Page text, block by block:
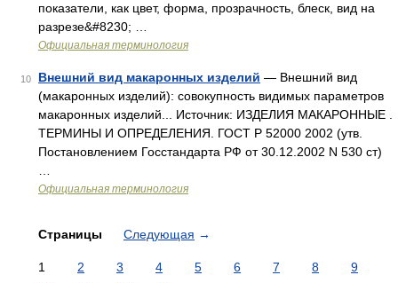
показатели, как цвет, форма, прозрачность, блеск, вид на
разрезе&#8230; …
Официальная терминология
10 Внешний вид макаронных изделий — Внешний вид
(макаронных изделий): совокупность видимых параметров
макаронных изделий... Источник: ИЗДЕЛИЯ МАКАРОННЫЕ .
ТЕРМИНЫ И ОПРЕДЕЛЕНИЯ. ГОСТ Р 52000 2002 (утв.
Постановлением Госстандарта РФ от 30.12.2002 N 530 ст)
Официальная терминология
Страницы Следующая →
1 2 3 4 5 6 7 8
9